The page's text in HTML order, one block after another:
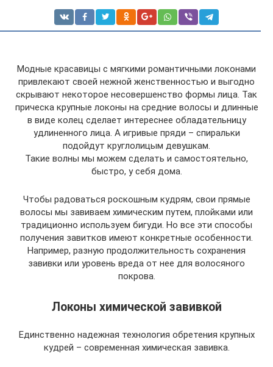
Модные красавицы с мягкими романтичными локонами
привлекают своей нежной женственностью и выгодно
скрывают некоторое несовершенство формы лица. Так
прическа крупные локоны на средние волосы и длинные
в виде колец сделает интереснее обладательницу
удлиненного лица. А игривые пряди – спиральки
подойдут круглолицым девушкам.
Такие волны мы можем сделать и самостоятельно,
быстро, у себя дома.
Чтобы радоваться роскошным кудрям, свои прямые
волосы мы завиваем химическим путем, плойками или
традиционно используем бигуди. Но все эти способы
получения завитков имеют конкретные особенности.
Например, разную продолжительность сохранения
завивки или уровень вреда от нее для волосяного
покрова.
Локоны химической завивкой
Единственно надежная технология обретения крупных
кудрей – современная химическая завивка.